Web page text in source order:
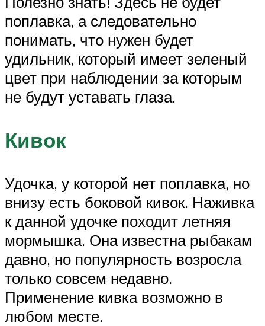
поплавка, а следовательно
понимать, что нужен будет
удильник, который имеет зеленый
цвет при наблюдении за которым
не будут уставать глаза.
Кивок
Удочка, у которой нет поплавка, но
внизу есть боковой кивок. Наживка
к данной удочке походит летняя
мормышка. Она известна рыбакам
давно, но популярность возросла
только совсем недавно.
Применение кивка возможно в
любом месте.